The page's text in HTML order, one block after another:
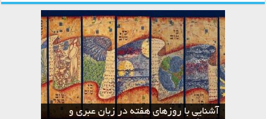
آشنایی با روزهای هفته در زبان عبری و